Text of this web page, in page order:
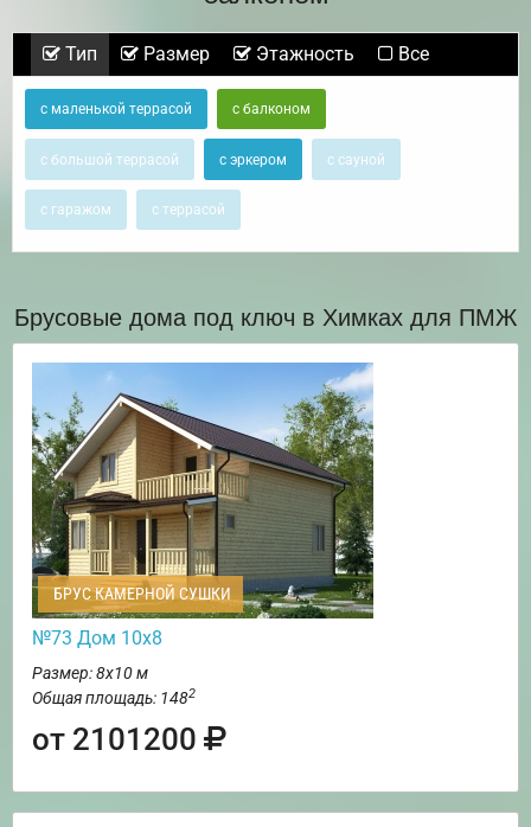
Тип Размер Этажность Все
с маленькой террасой с балконом
с большой террасой с эркером с сауной
с гаражом с террасой
Брусовые дома под ключ в Химках для ПМЖ
БРУС КАМЕРНОЙ СУШКИ
№73 Дом 10х8
Размер: 8х10 м
Общая площадь: 1482
от 2101200